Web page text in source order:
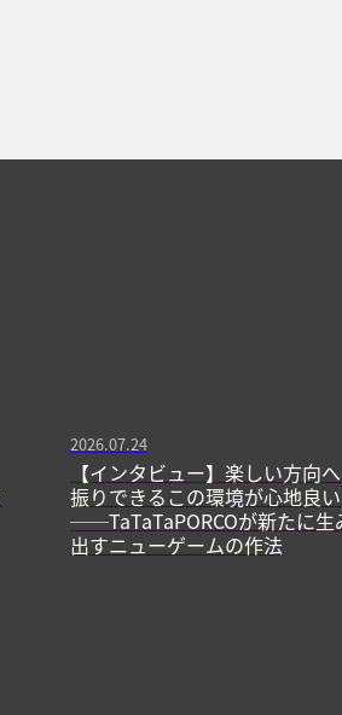
2026.07.24
【インタビュー】楽しい方向
振りできるこの環境が心地良い
──TaTaTaPORCOが新たに生
出すニューゲームの作法